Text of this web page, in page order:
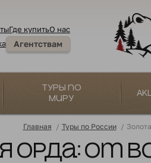
Где купитьО нас
Агентствам
Туры по
миру
Главная / Туры по России /
Орда: от